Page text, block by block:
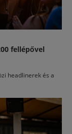
fellépővel
headlinerek és a